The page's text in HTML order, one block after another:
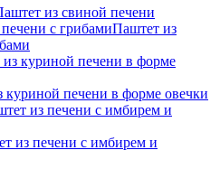
из свиной печени
Паштет из
печени в форме овечки
из печени с имбирем и